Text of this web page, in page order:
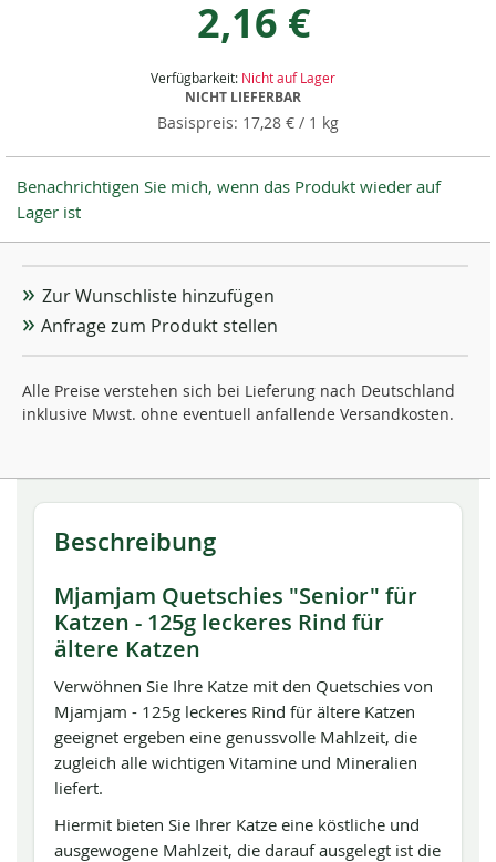
2,16 €
17,28 € / 1 kg
Verfügbarkeit: Nicht auf Lager
NICHT LIEFERBAR
Benachrichtigen Sie mich, wenn das Produkt wieder auf
Lager ist
Zur Wunschliste hinzufügen
Anfrage zum Produkt stellen
Alle Preise verstehen sich bei Lieferung nach Deutschland
inklusive Mwst. ohne eventuell anfallende Versandkosten.
Beschreibung
Mjamjam Quetschies "Senior" für
Katzen - 125g leckeres Rind für
ältere Katzen
Verwöhnen Sie Ihre Katze mit den Quetschies von
Mjamjam - 125g leckeres Rind für ältere Katzen
geeignet ergeben eine genussvolle Mahlzeit, die
zugleich alle wichtigen Vitamine und Mineralien
liefert.
Hiermit bieten Sie Ihrer Katze eine köstliche und
ausgewogene Mahlzeit, die darauf ausgelegt ist die